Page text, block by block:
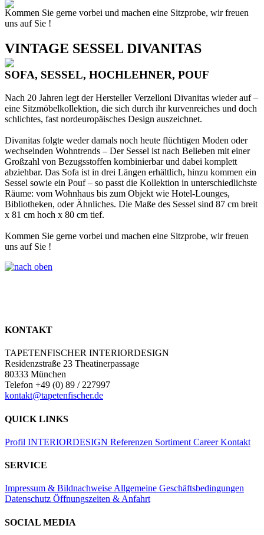
Kommen Sie gerne vorbei und machen eine Sitzprobe, wir freuen
uns auf Sie !
VINTAGE SESSEL DIVANITAS
SOFA, SESSEL, HOCHLEHNER, POUF
Nach 20 Jahren legt der Hersteller Verzelloni Divanitas wieder auf –
eine Sitzmöbelkollektion, die sich durch ihr kurvenreiches und doch
schlichtes, fast nordeuropäisches Design auszeichnet.
Divanitas folgte weder damals noch heute flüchtigen Moden oder
wechselnden Wohntrends – Der Sessel ist nach Belieben mit einer
Großzahl von Bezugsstoffen kombinierbar und dabei komplett
abziehbar. Das Sofa ist in drei Längen erhältlich, hinzu kommen ein
Sessel sowie ein Pouf – so passt die Kollektion in unterschiedlichste
Räume: vom Wohnhaus bis zum Objekt wie Hotel­‐Lounges,
Bibliotheken, oder Ähnliches. Die Maße des Sessel sind 87 cm breit
x 81 cm hoch x 80 cm tief.
Kommen Sie gerne vorbei und machen eine Sitzprobe, wir freuen
uns auf Sie !
KONTAKT
TAPETENFISCHER INTERIORDESIGN
Residenzstraße 23 Theatinerpassage
80333 München
Telefon +49 (0) 89 / 227997
kontakt@tapetenfischer.de
QUICK LINKS
Profil INTERIORDESIGN Referenzen Sortiment CareerKontakt
SERVICE
Impressum & Bildnachweise Allgemeine Geschäftsbedingungen
Datenschutz Öffnungszeiten & Anfahrt
SOCIAL MEDIA